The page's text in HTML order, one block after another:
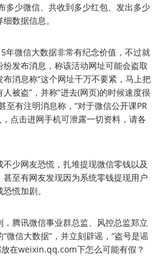
多少微信、共收到多少红包、发出多少
数据信息。
微信大数据非常有纪念价值，不过就
发布消息，称该活动网址可能会盗取
消息称“这个网址千万不要紧，马上把
被盗”，并称“进去(网页)的时候速度很
至有注明消息称，“对于微信公开课PR
点击进网手机可泄露一切资料，请各
少网友恐慌，扎堆提现微信零钱以及
至有网友发现因为系统零钱提现用户
慌加剧。
腾讯微信事业群总监、风控总监郑立
微信大数据”，并立刻辟谣，“盗号是谣
放在weixin.qq.com下怎么可能有假？